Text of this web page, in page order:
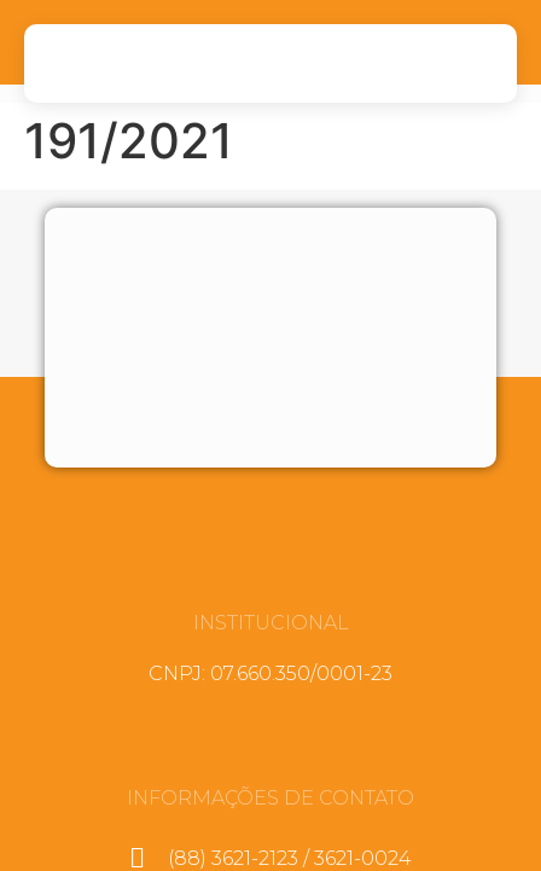
191/2021
INSTITUCIONAL
CNPJ: 07.660.350/0001-23
INFORMAÇÕES DE CONTATO
(88) 3621-2123 / 3621-0024